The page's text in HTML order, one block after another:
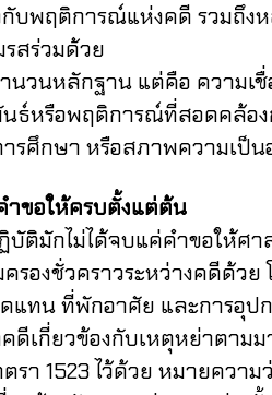
บพฤติการณ์แห่งคดี รวมถึง
สร่วมด้วย
หลักฐาน แต่คือ ความเชื่อ
ธ์หรือพฤติการณ์ที่สอดคล้อง
ารศึกษา หรือสภาพความเป็
อให้ครบตั้งแต่ต้น
กไม่ได้จบแค่คำขอให้ศาลพิ
รองชั่วคราวระหว่างคดีด้ว
ทน ที่พักอาศัย และการอุปก
ยวข้องกับเหตุหย่าตามมาต
รา 1523 ไว้ด้วย หมายควา